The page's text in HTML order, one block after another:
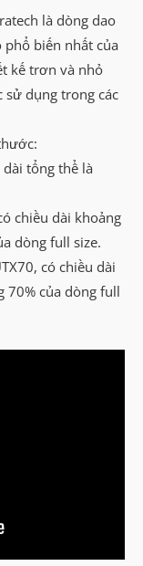
là dòng dao
phổ biến nhất của
kế trơn và nhỏ
sử dụng trong các
tổng thể là
chiều dài khoảng
dòng full size.
có chiều dài
70% của dòng full